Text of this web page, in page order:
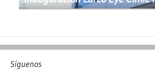
Síguenos